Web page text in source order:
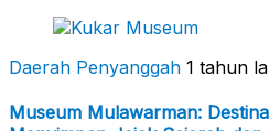
Daerah Penyanggah 1 tahun
Museum Mulawarman: